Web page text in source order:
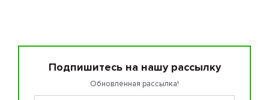
Подпишитесь на нашу рассылку
Обновленная рассылка!